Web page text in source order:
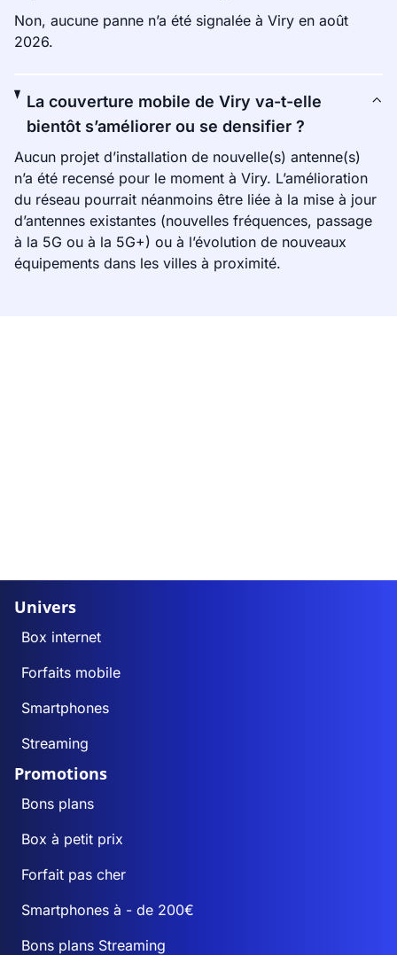
Non, aucune panne n’a été signalée à Viry en août
2026.
La couverture mobile de Viry va-t-elle
bientôt s’améliorer ou se densifier ?
Aucun projet d’installation de nouvelle(s) antenne(s)
n’a été recensé pour le moment à Viry. L’amélioration
du réseau pourrait néanmoins être liée à la mise à jour
d’antennes existantes (nouvelles fréquences, passage
à la 5G ou à la 5G+) ou à l’évolution de nouveaux
équipements dans les villes à proximité.
Univers
Box internet
Forfaits mobile
Smartphones
Streaming
Promotions
Bons plans
Box à petit prix
Forfait pas cher
Smartphones à - de 200€
Bons plans Streaming